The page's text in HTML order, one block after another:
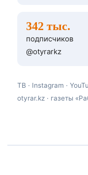
342 тыс.
подписчиков
@otyrarkz
ТВ · Instagram ·
otyrar.kz · газеты